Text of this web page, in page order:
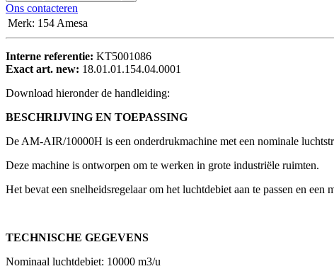
Ons contacteren
Merk: 154 Amesa
Interne referentie: KT5001086
Exact art. new: 18.01.01.154.04.0001
Download hieronder de handleiding:
BESCHRIJVING EN TOEPASSING
De AM-AIR/10000H is een onderdrukmachine met een nominale
Deze machine is ontworpen om te werken in grote industriële ruimten.
Het bevat een snelheidsregelaar om het luchtdebiet aan te passen en
TECHNISCHE GEGEVENS
Nominaal luchtdebiet: 10000 m3/u